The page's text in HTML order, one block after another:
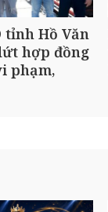
tỉnh Hồ Văn
hợp đồng
phạm,